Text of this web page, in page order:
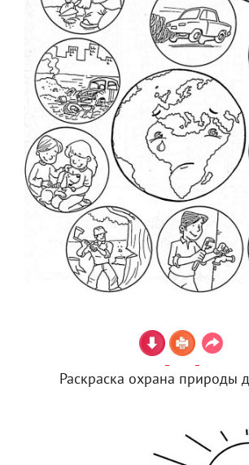
Раскраска охрана природы